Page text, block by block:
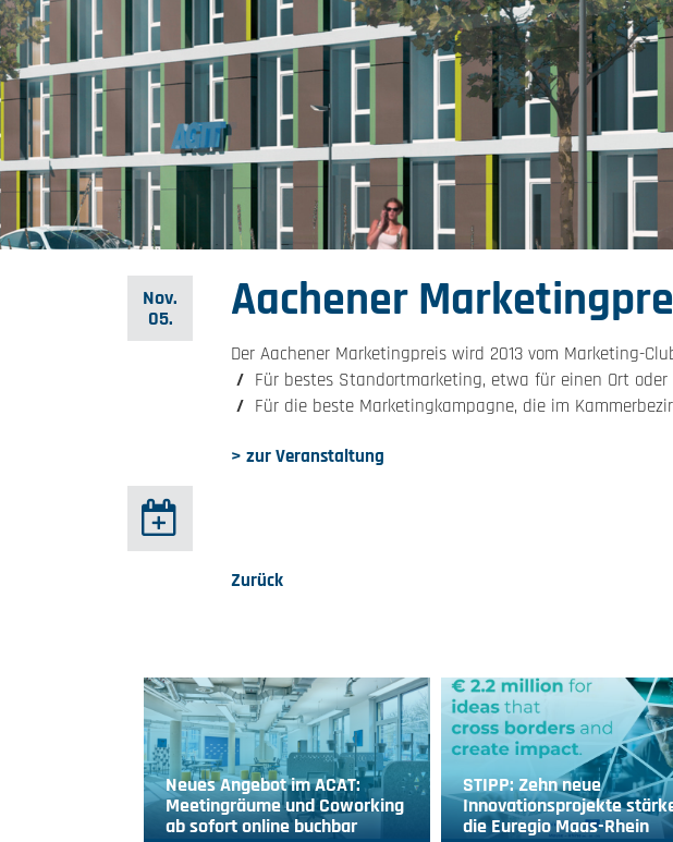
Nov.
05.
Aachener
Der Aachener Marketingpreis wird 2013 vom Marketing-
Für bestes Standortmarketing, etwa für einen Ort
Für die beste Marketingkampagne, die im
> zur Veranstaltung
Zurück
Neues Angebot im ACAT:
Meetingräume und Coworking
ab sofort online buchbar
STIPP: Zehn neue
Innovationsprojekte
die Euregio Maas-Rhein